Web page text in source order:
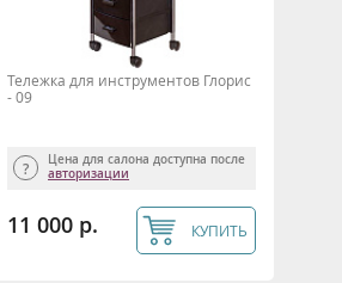
Тележка для инструментов Глорис
- 09
Цена для салона доступна после
авторизации
11 000 р. КУПИТЬ